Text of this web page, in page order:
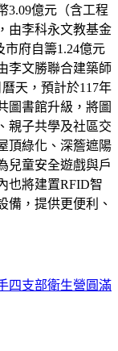
3.09億元（含工程
由李科永文教基金
市府自籌1.24億元
李文勝聯合建築師
天，預計於117年
圖書館升級，將圖
親子共學及社區交
頂綠化、深簷遮陽
兒童安全遊戲與戶
也將建置RFID智
備，提供更便利、
四支部衛生營圓滿